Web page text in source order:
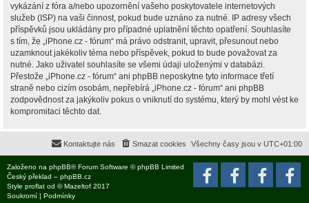
vykázání z fóra a/nebo upozornění vašeho poskytovatele internetových
služeb (ISP) na vaši činnost, pokud bude uznáno za nutné. IP adresy všech
příspěvků jsou ukládány pro případné uplatnění těchto opatření. Souhlasíte
s tím, že „iPhone.cz - fórum“ má právo odstranit, upravit, přesunout nebo
uzamknout jakékoliv téma nebo příspěvek, pokud to bude považovat za
nutné. Jako uživatel souhlasíte se všemi údaji uloženými v databázi.
Přestože „iPhone.cz - fórum“ ani phpBB neposkytne tyto informace třetí
straně nebo cizím osobám, nepřebírá „iPhone.cz - fórum“ ani phpBB
zodpovědnost za jakýkoliv pokus o vniknutí do systému, který by mohl vést ke
kompromitaci těchto dat.
Všechny časy jsou v UTC+01:00
Smazat cookies
Kontaktujte nás
Založeno na phpBB® Forum Software © phpBB Limited
Český překlad – phpBB.cz
Style proflat od ©Mazeltof 2017
Soukromí | Podmínky